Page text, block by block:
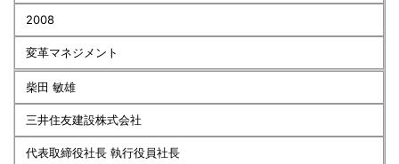
2008
変革マネジメント
柴田 敏雄
三井住友建設株式会社
代表取締役社長 執行役員社長